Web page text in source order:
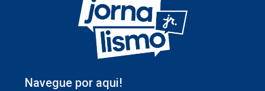
Navegue por aqui!